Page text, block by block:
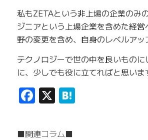
私もZETAという非上場の企業のみ
ジニアという上場企業を含めた経
野の変更を含め、自身のレベルアッ
テクノロジーで世の中を良いものに
に、少しでも役に立てればと思いま
Facebook
X Hatena
■関連コラム■